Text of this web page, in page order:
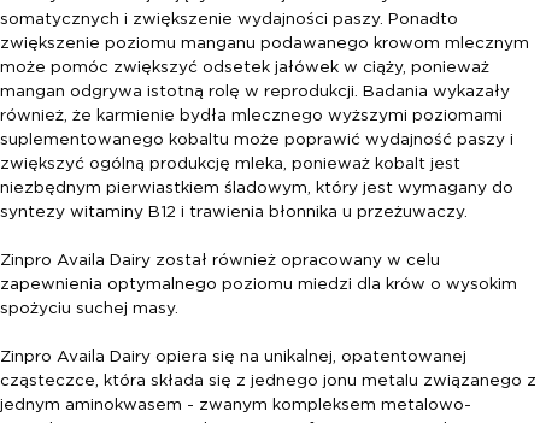
somatycznych i zwiększenie wydajności paszy. Ponadto
zwiększenie poziomu manganu podawanego krowom mlecznym
może pomóc zwiększyć odsetek jałówek w ciąży, ponieważ
mangan odgrywa istotną rolę w reprodukcji. Badania wykazały
również, że karmienie bydła mlecznego wyższymi poziomami
suplementowanego kobaltu może poprawić wydajność paszy i
zwiększyć ogólną produkcję mleka, ponieważ kobalt jest
niezbędnym pierwiastkiem śladowym, który jest wymagany do
syntezy witaminy B12 i trawienia błonnika u przeżuwaczy.
Zinpro Availa Dairy został również opracowany w celu
zapewnienia optymalnego poziomu miedzi dla krów o wysokim
spożyciu suchej masy.
Zinpro Availa Dairy opiera się na unikalnej, opatentowanej
cząsteczce, która składa się z jednego jonu metalu związanego z
jednym aminokwasem - zwanym kompleksem metalowo-